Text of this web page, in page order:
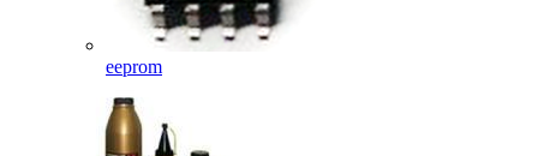
eeprom